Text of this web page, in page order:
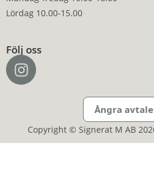
Lördag 10.00-15.00
Följ oss
Ångra
Copyright © Signerat M AB